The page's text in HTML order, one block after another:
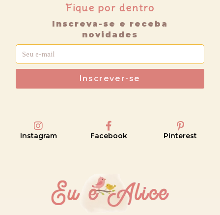
Fique por dentro
Inscreva-se e receba
novidades
Inscrever-se
Instagram Facebook Pinterest